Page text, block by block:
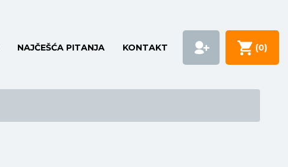
NAJČEŠĆA PITANJA KONTAKT (0)